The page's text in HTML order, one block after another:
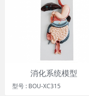
消化系统模型
型号 : BOU-XC315